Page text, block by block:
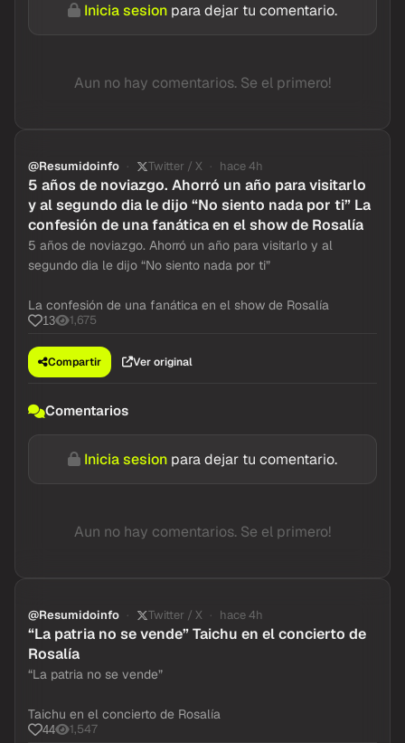
Inicia sesion para dejar tu comentario.
Aun no hay comentarios. Se el primero!
@Resumidoinfo Twitter / X hace 4h
5 años de noviazgo. Ahorró un año para visitarlo
y al segundo dia le dijo “No siento nada por ti” La
confesión de una fanática en el show de Rosalía
5 años de noviazgo. Ahorró un año para visitarlo y al
segundo dia le dijo “No siento nada por ti”
La confesión de una fanática en el show de Rosalía
13 1,675
Compartir Ver original
Comentarios
Inicia sesion para dejar tu comentario.
Aun no hay comentarios. Se el primero!
@Resumidoinfo Twitter / X hace 4h
“La patria no se vende” Taichu en el concierto de
Rosalía
“La patria no se vende”
Taichu en el concierto de Rosalía
44 1,547